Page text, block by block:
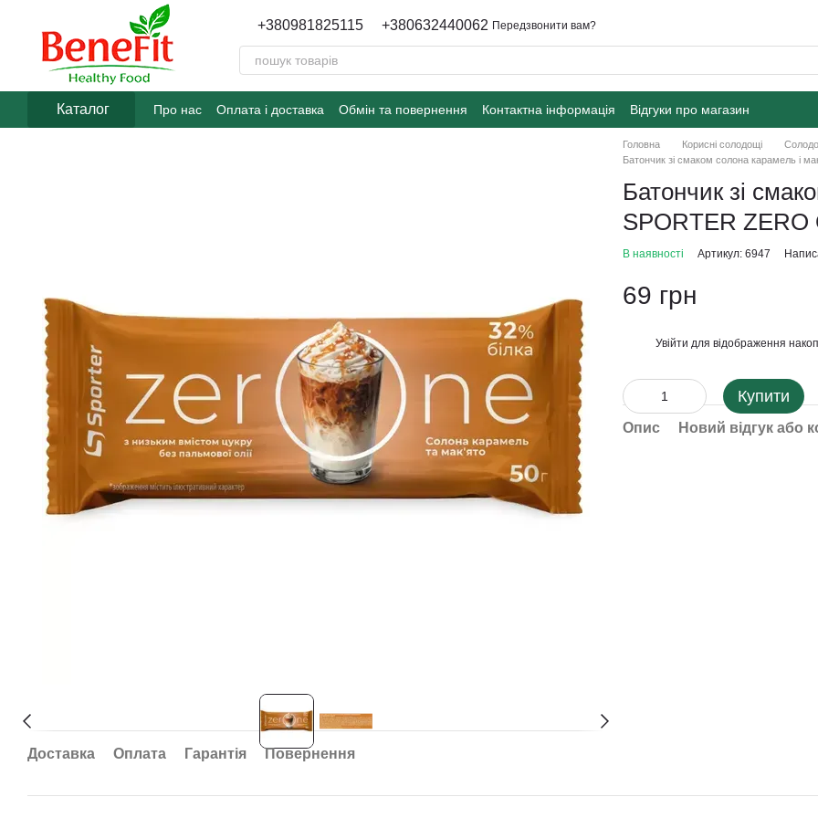
Перейти до основного контенту
+380981825115 +380632440062 Передзвонити вам?
Каталог Про нас Оплата і доставка Обмін та повернення Контактна інформація Відгуки про магазин
Доставка Оплата Гарантія Повернення
Головна Корисні солодощі
Батончик зі смаком солона карамель і
Батончик зі
SPORTER ZERO
В наявності Артикул: 6947
69 грн
Увійти для відображення
Купити
Опис Новий відгук або